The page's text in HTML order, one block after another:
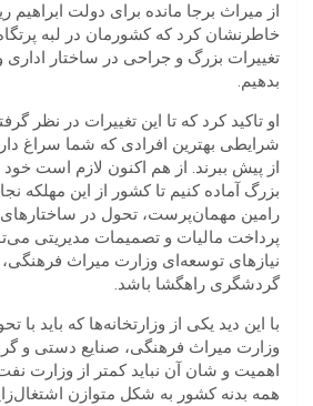
از میراث برجا مانده برای دولت
خاطرنشان کرد که کشورمان در لبه پرتگاه
تغییرات بزرگ و جراحی در ساختار اداری
بدهیم.
او تاکید کرد که تا این تغییرات در نظر
شرایطی بهترین افرادی که شما سراغ
از پیش ببرند. از هم اکنون لازم است
بزرگ آماده کنیم تا کشور از این مهلکه
رامین مهمان‌پرست، تحول در
پرداخت مالیات و تصمیمات مدیریتی
نیازهای توسعه‌ای وزارت میراث
گردشگری راهگشا باشد.
با این دید یکی از وزارتخانه‌ها که باید
وزارت میراث فرهنگی، صنایع دستی و
اهمیت و شان آن نباید کمتر از وزارت
همه بدنه کشور به شکل متوازن